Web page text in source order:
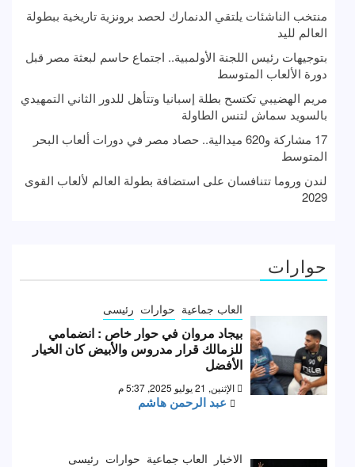
منتخب الناشئات يلتقي الدنمارك لحصد برونزية تاريخية ببطولة
العالم لليد
بتوجيهات رئيس اللجنة الأولمبية.. اجتماع حاسم لبعثة مصر قبل
دورة الألعاب المتوسط
مريم الهضيبي تكتسح بطلة إسبانيا وتتأهل للدور الثاني التمهيدي
بالسويد سماش لتنس الطاولة
17 مشاركة و620 ميدالية.. حصاد مصر في دورات ألعاب البحر
المتوسط
لندن وروما تتنافسان على استضافة بطولة العالم لألعاب القوى
2029
حوارات
العاب جماعية حوارات رئيسى
بيجاد مروان في حوار خاص : انضمامي
للزمالك قرار مدروس والأبيض كان الخيار
الأفضل
الإثنين, 21 يوليو 2025, 5:37 م
عبد الرحمن هاشم
الاخبار العاب جماعية حوارات رئيسى